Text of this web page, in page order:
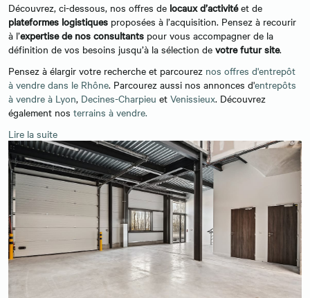
Découvrez, ci-dessous, nos offres de locaux d’activitéet de
plateformes logistiques proposées à l’acquisition. Pensez à recourir
à l’expertise de nos consultants pour vous accompagner de la
définition de vos besoins jusqu’à la sélection de votre futur site.
Pensez à élargir votre recherche et parcourez nos offres d'entrepôt
à vendre dans le Rhône. Parcourez aussi nos annonces d'entrepôts
à vendre à Lyon, Decines-Charpieu et Venissieux. Découvrez
également nos terrains à vendre.
Lire la suite